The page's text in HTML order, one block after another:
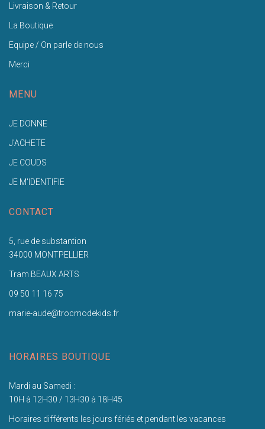
Livraison & Retour
La Boutique
Equipe / On parle de nous
Merci
MENU
JE DONNE
J'ACHETE
JE COUDS
JE M'IDENTIFIE
CONTACT
5, rue de substantion
34000 MONTPELLIER
Tram BEAUX ARTS
09 50 11 16 75
marie-aude@trocmodekids.fr
HORAIRES BOUTIQUE
Mardi au Samedi :
10H à 12H30 / 13H30 à 18H45
Horaires différents les jours fériés et pendant les vacances